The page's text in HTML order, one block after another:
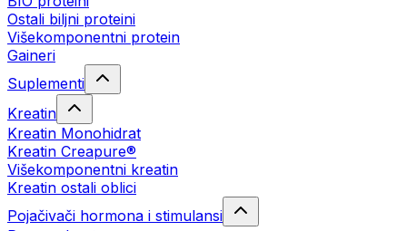
Ostali biljni proteini
Višekomponentni protein
Gaineri
Suplementi
Kreatin
Kreatin Monohidrat
Kreatin Creapure®
Višekomponentni kreatin
Kreatin ostali oblici
Pojačivači hormona i stimulansi